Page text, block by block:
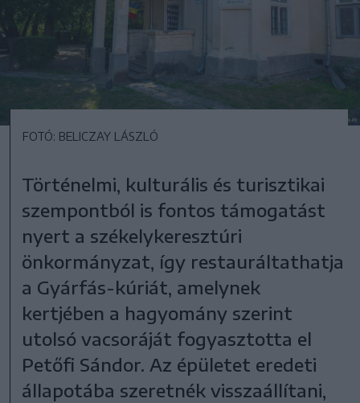
FOTÓ: BELICZAY LÁSZLÓ
Történelmi, kulturális és turisztikai
szempontból is fontos támogatást
nyert a székelykeresztúri
önkormányzat, így restauráltathatja
a Gyárfás-kúriát, amelynek
kertjében a hagyomány szerint
utolsó vacsoráját fogyasztotta el
Petőfi Sándor. Az épületet eredeti
állapotába szeretnék visszaállítani,